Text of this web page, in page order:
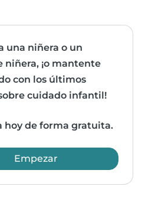
una niñera o un
niñera, ¡o mantente
con los últimos
cuidado infantil!
hoy de forma gratuita.
Empezar